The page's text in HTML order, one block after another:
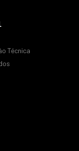
Técnica